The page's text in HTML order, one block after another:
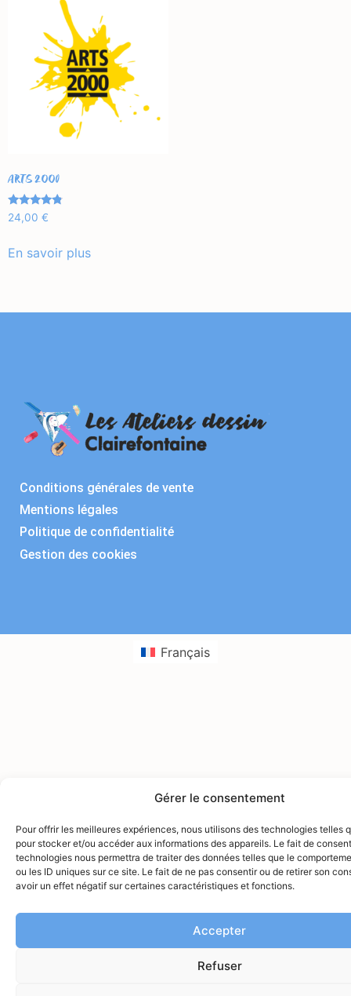
Gérer le consentement
Pour offrir les meilleures expériences, nous utilisons des technologies telles
pour stocker et/ou accéder aux informations des appareils. Le fait de
technologies nous permettra de traiter des données telles que le
ou les ID uniques sur ce site. Le fait de ne pas consentir ou de retirer son
avoir un effet négatif sur certaines caractéristiques et fonctions.
Accepter
Refuser
ARTS 2000
Note
4.56
24,00 €
En savoir plus
Conditions générales de vente
Mentions légales
Politique de confidentialité
Gestion des cookies
Français